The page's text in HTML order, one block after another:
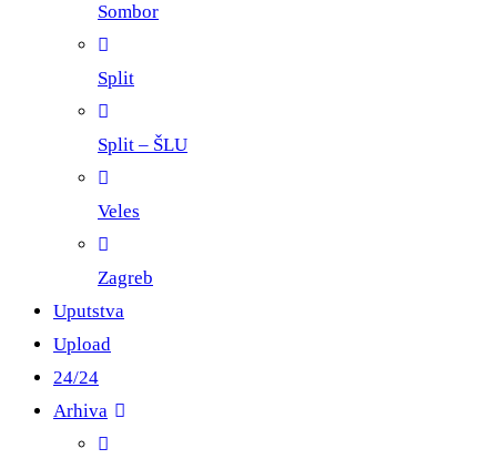
Sombor
Split
Split – ŠLU
Veles
Zagreb
Uputstva
Upload
24/24
Arhiva